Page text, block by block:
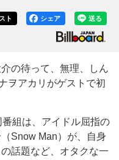
送る
シェア
ト
の待って、無理、しん
ヲアカリがゲストで初
組は、アイドル屈指の
Snow Man）が、自身
話題など、オタクな一